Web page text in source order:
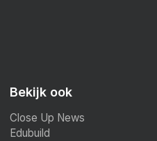
Bekijk ook
Close Up News
Edubuild